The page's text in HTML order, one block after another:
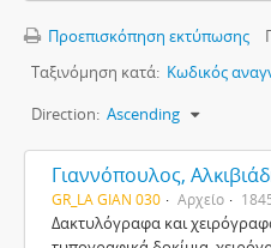
Προεπισκόπηση εκτύπωσης
Ταξινόμηση κατά: Κωδικός
Direction: Ascending
Γιαννόπουλος,
GR_LA GIAN 030 Αρχείο
Δακτυλόγραφα και